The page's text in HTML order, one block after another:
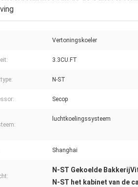
Vertoningskoeler
3.3CU.FT
N-ST
Secop
luchtkoelingssysteem
Shanghai
N-ST Gekoelde
N-ST het kabinet van de